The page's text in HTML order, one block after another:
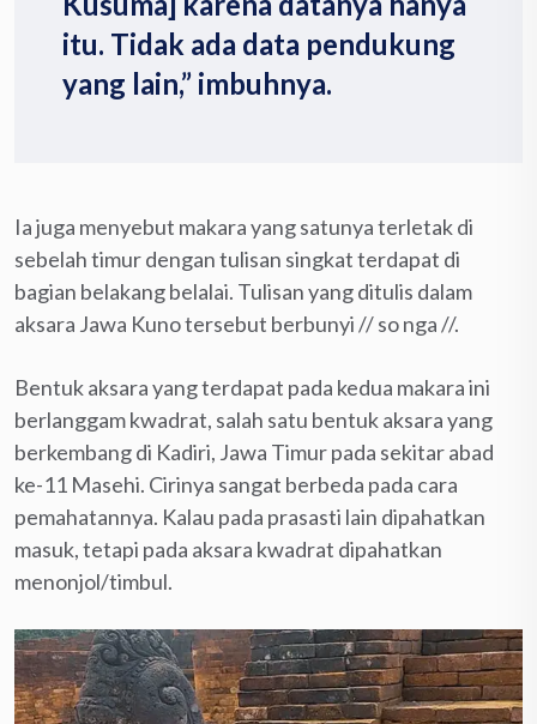
itu. Tidak ada data pendukung
yang lain,” imbuhnya.
Ia juga menyebut makara yang satunya terletak di
sebelah timur dengan tulisan singkat terdapat di
bagian belakang belalai. Tulisan yang ditulis dalam
aksara Jawa Kuno tersebut berbunyi // so nga //.
Bentuk aksara yang terdapat pada kedua makara ini
berlanggam kwadrat, salah satu bentuk aksara yang
berkembang di Kadiri, Jawa Timur pada sekitar abad
ke-11 Masehi. Cirinya sangat berbeda pada cara
pemahatannya. Kalau pada prasasti lain dipahatkan
masuk, tetapi pada aksara kwadrat dipahatkan
menonjol/timbul.